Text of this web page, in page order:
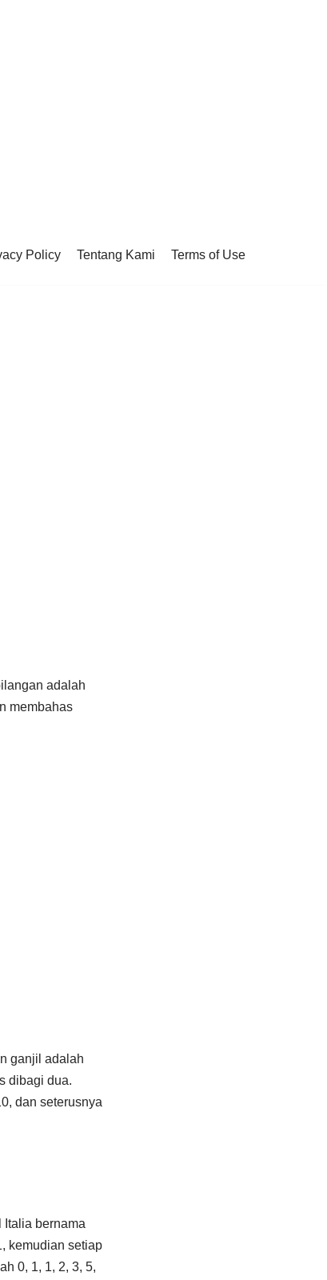
Policy Tentang Kami Terms of Use
adalah
membahas
ganjil adalah
dibagi dua.
dan seterusnya
bernama
kemudian setiap
0, 1, 1, 2, 3, 5,